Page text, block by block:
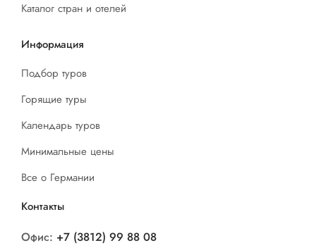
Каталог стран и отелей
Информация
Подбор туров
Горящие туры
Календарь туров
Минимальные цены
Все о Германии
Контакты
Офис: +7 (3812) 99 88 08